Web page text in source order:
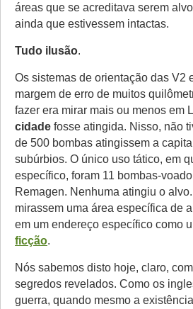
áreas que se acreditava serem
ainda que estivessem intactas.
Tudo ilusão.
Os sistemas de orientação das V2
margem de erro de muitos
fazer era mirar mais ou menos em
cidade fosse atingida. Nisso, não
de 500 bombas atingissem a
subúrbios. O único uso tático, em
específico, foram 11 bombas-
Remagen. Nenhuma atingiu o
mirassem uma área específica de
em um endereço específico como
ficção.
Nós sabemos disto hoje, claro,
segredos revelados. Como os
guerra, quando mesmo a